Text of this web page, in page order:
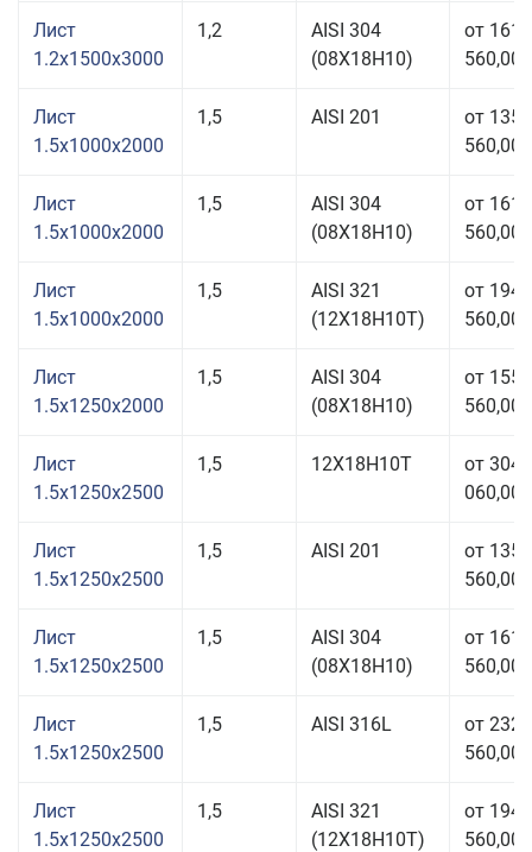
Лист
1.2x1500x3000
1,2
AISI 304
(08Х18Н10)
от 161
560,00
Лист
1.5x1000x2000
1,5 AISI 201
от 135
560,00
Лист
1.5x1000x2000
1,5
AISI 304
(08Х18Н10)
от 161
560,00
Лист
1.5x1000x2000
1,5
AISI 321
(12Х18Н10Т)
от 194
560,00
Лист
1.5x1250x2000
1,5
AISI 304
(08Х18Н10)
от 155
560,00
Лист
1.5x1250x2500
1,5 12Х18Н10Т
от 304
060,00
Лист
1.5x1250x2500
1,5 AISI 201
от 135
560,00
Лист
1.5x1250x2500
1,5
AISI 304
(08Х18Н10)
от 161
560,00
Лист
1.5x1250x2500
1,5 AISI 316L
от 232
560,00
Лист
1.5x1250x2500
1,5
AISI 321
(12Х18Н10Т)
от 194
560,00